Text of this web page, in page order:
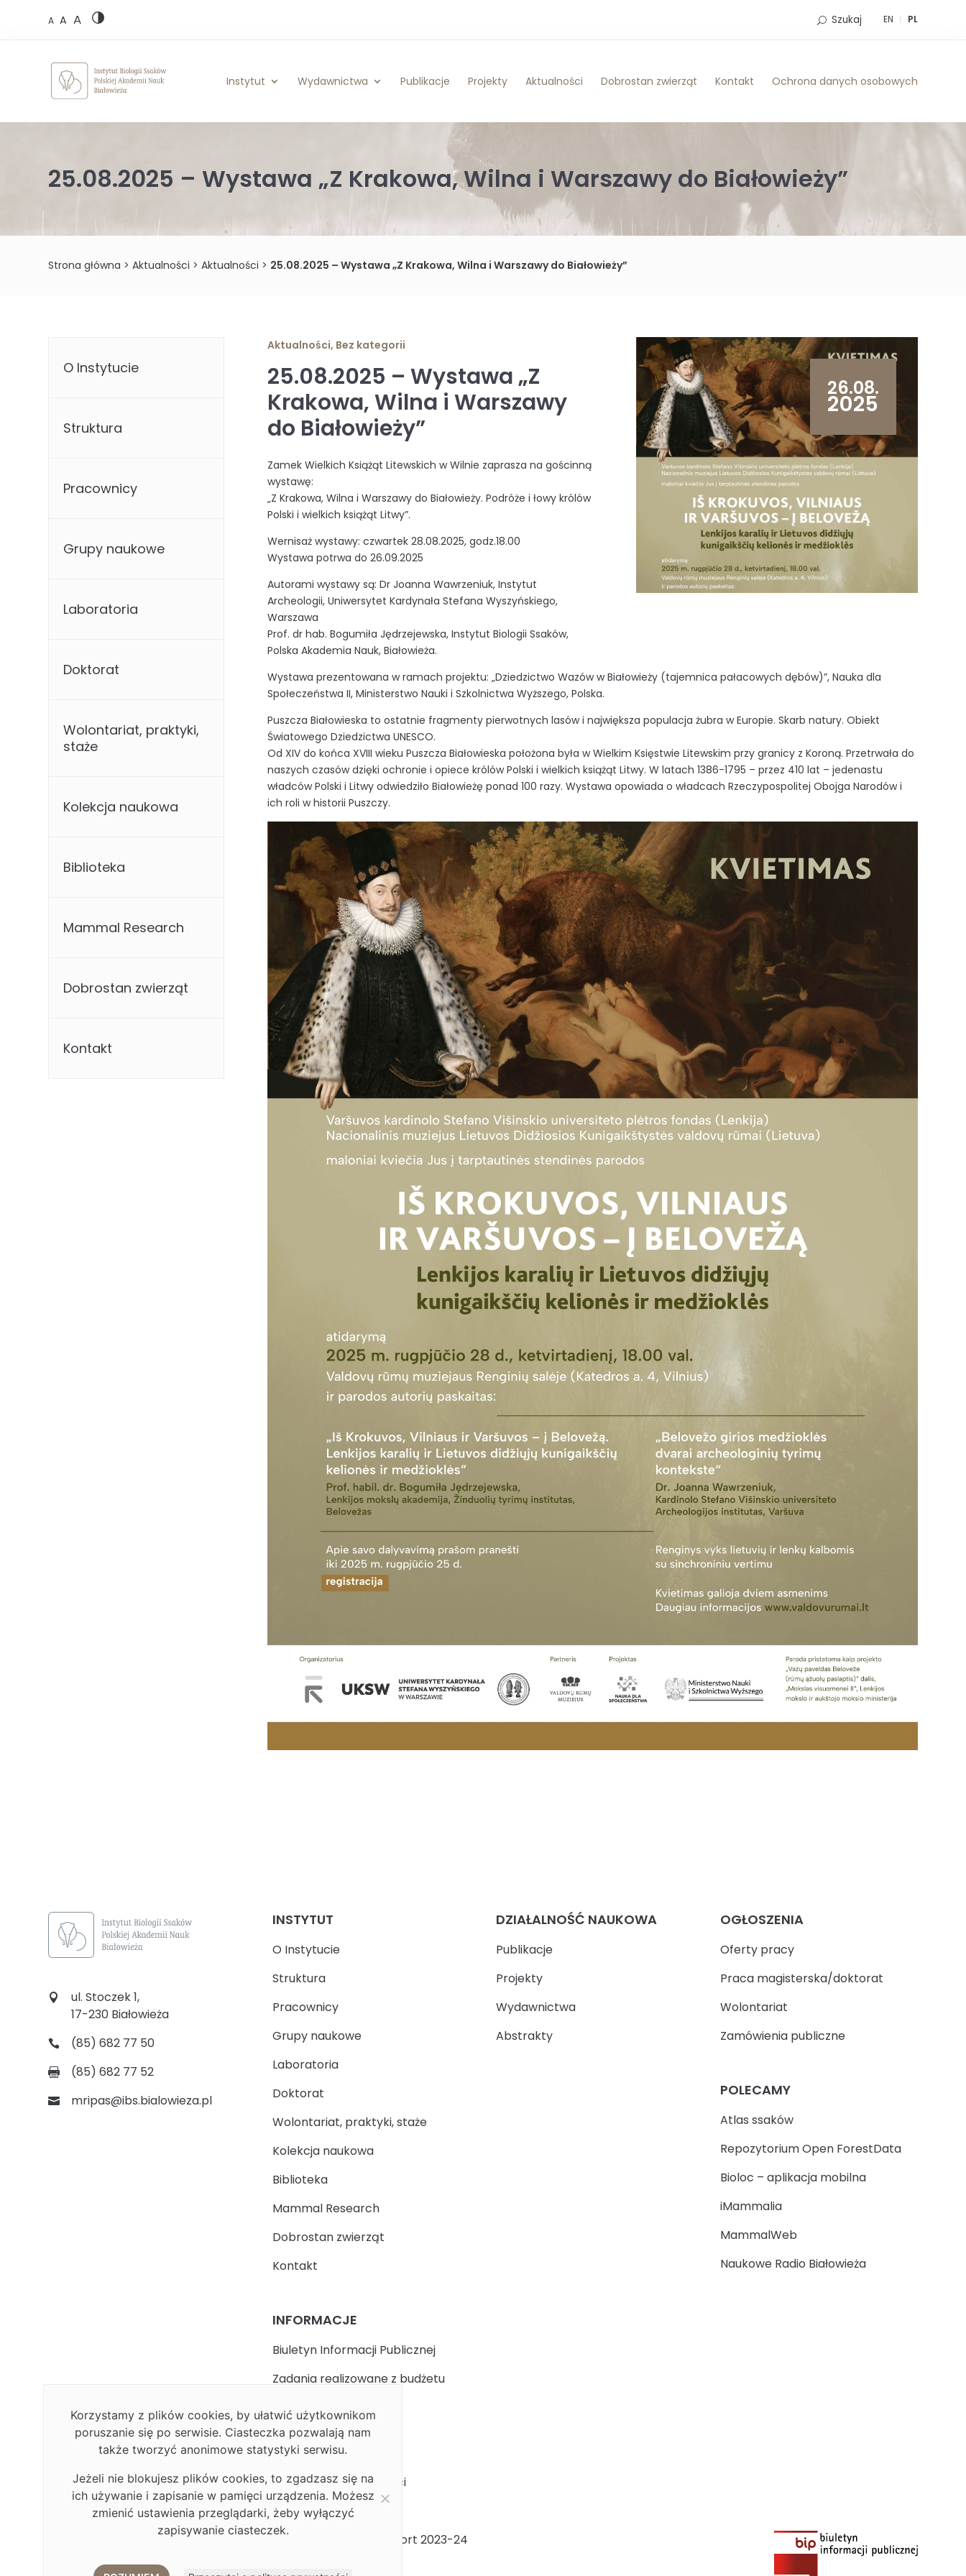
A A A EN PL
Szukaj
Instytut Wydawnictwa Publikacje Projekty Aktualności Dobrostan zwierząt Kontakt Ochrona danych osobowych
25.08.2025 – Wystawa „Z Krakowa, Wilna i Warszawy do Białowieży”
Strona główna >Aktualności >Aktualności > 25.08.2025 – Wystawa „Z Krakowa, Wilna i Warszawy do Białowieży”
26.08.
2025
Aktualności, Bez kategorii
25.08.2025 – Wystawa „Z
Krakowa, Wilna i Warszawy
do Białowieży”
Zamek Wielkich Książąt Litewskich w Wilnie zaprasza na gościnną
wystawę:
„Z Krakowa, Wilna i Warszawy do Białowieży. Podróże i łowy królów
Polski i wielkich książąt Litwy”.
Wernisaż wystawy: czwartek 28.08.2025, godz.18.00
Wystawa potrwa do 26.09.2025
Autorami wystawy są: Dr Joanna Wawrzeniuk, Instytut
Archeologii, Uniwersytet Kardynała Stefana Wyszyńskiego,
Warszawa
Prof. dr hab. Bogumiła Jędrzejewska, Instytut Biologii Ssaków,
Polska Akademia Nauk, Białowieża.
Wystawa prezentowana w ramach projektu: „Dziedzictwo Wazów w Białowieży (tajemnica pałacowych dębów)”, Nauka dla
Społeczeństwa II, Ministerstwo Nauki i Szkolnictwa Wyższego, Polska.
Puszcza Białowieska to ostatnie fragmenty pierwotnych lasów i największa populacja żubra w Europie. Skarb natury. Obiekt
Światowego Dziedzictwa UNESCO.
Od XIV do końca XVIII wieku Puszcza Białowieska położona była w Wielkim Księstwie Litewskim przy granicy z Koroną. Przetrwała do
naszych czasów dzięki ochronie i opiece królów Polski i wielkich książąt Litwy. W latach 1386-1795 – przez 410 lat – jedenastu
władców Polski i Litwy odwiedziło Białowieżę ponad 100 razy. Wystawa opowiada o władcach Rzeczypospolitej Obojga Narodów i
ich roli w historii Puszczy.
O Instytucie
Struktura
Pracownicy
Grupy naukowe
Laboratoria
Doktorat
Wolontariat, praktyki,
staże
Kolekcja naukowa
Biblioteka
Mammal Research
Dobrostan zwierząt
Kontakt
ul. Stoczek 1,
17-230 Białowieża
(85) 682 77 50
(85) 682 77 52
mripas@ibs.bialowieza.pl
INSTYTUT
O Instytucie
Struktura
Pracownicy
Grupy naukowe
Laboratoria
Doktorat
Wolontariat, praktyki, staże
Kolekcja naukowa
Biblioteka
Mammal Research
Dobrostan zwierząt
Kontakt
INFORMACJE
Biuletyn Informacji Publicznej
Zadania realizowane z budżetu
Facebook
Polityka prywatności
Deklaracja dostępności
Plan Równości Płci
Plan Równości Płci Raport 2023-24
DZIAŁALNOŚĆ NAUKOWA
Publikacje
Projekty
Wydawnictwa
Abstrakty
OGŁOSZENIA
Oferty pracy
Praca magisterska/doktorat
Wolontariat
Zamówienia publiczne
POLECAMY
Atlas ssaków
Repozytorium Open ForestData
Bioloc – aplikacja mobilna
iMammalia
MammalWeb
Naukowe Radio Białowieża
Korzystamy z plików cookies, by ułatwić użytkownikom
poruszanie się po serwisie. Ciasteczka pozwalają nam
także tworzyć anonimowe statystyki serwisu.
Jeżeli nie blokujesz plików cookies, to zgadzasz się na
ich używanie i zapisanie w pamięci urządzenia. Możesz
zmienić ustawienia przeglądarki, żeby wyłączyć
zapisywanie ciasteczek.